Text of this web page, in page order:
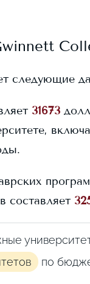
следующие
31673
составляет
по